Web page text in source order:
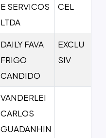
E SERVICOS
LTDA
CEL
DAILY FAVA
FRIGO
CANDIDO
EXCLU
SIV
VANDERLEI
CARLOS
GUADANHIN